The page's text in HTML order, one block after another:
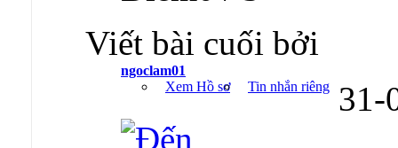
Viết bài cuối bởi
ngoclam01
Xem Hồ sơ
Tin nhắn riêng 31-